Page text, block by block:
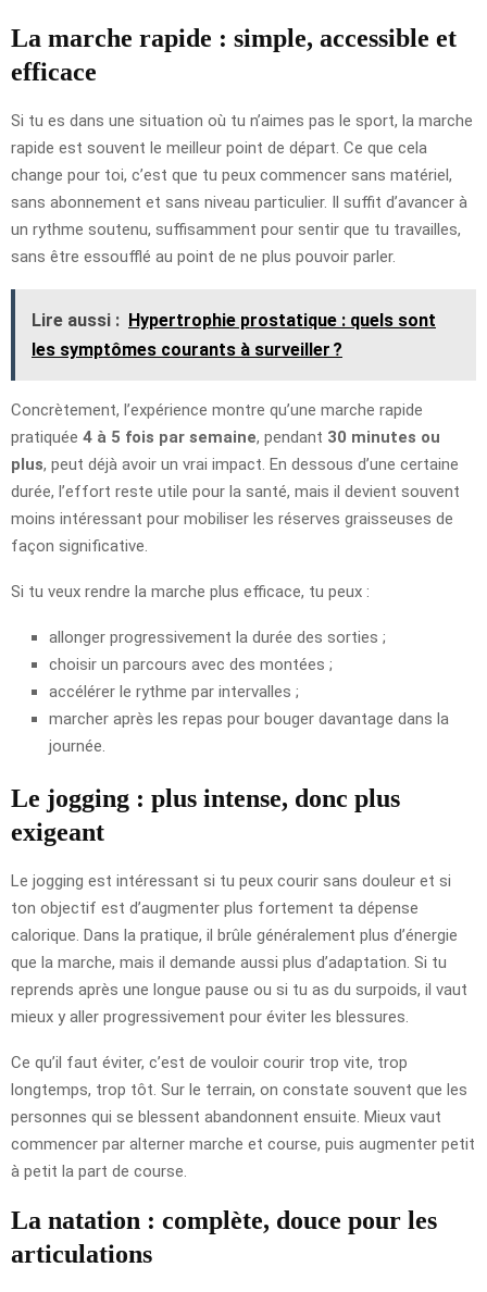
La marche rapide : simple, accessible et
efficace
Si tu es dans une situation où tu n’aimes pas le sport, la marche
rapide est souvent le meilleur point de départ. Ce que cela
change pour toi, c’est que tu peux commencer sans matériel,
sans abonnement et sans niveau particulier. Il suffit d’avancer à
un rythme soutenu, suffisamment pour sentir que tu travailles,
sans être essoufflé au point de ne plus pouvoir parler.
Lire aussi : Hypertrophie prostatique : quels sont
les symptômes courants à surveiller ?
Concrètement, l’expérience montre qu’une marche rapide
pratiquée 4 à 5 fois par semaine, pendant 30 minutes ou
plus, peut déjà avoir un vrai impact. En dessous d’une certaine
durée, l’effort reste utile pour la santé, mais il devient souvent
moins intéressant pour mobiliser les réserves graisseuses de
façon significative.
Si tu veux rendre la marche plus efficace, tu peux :
allonger progressivement la durée des sorties ;
choisir un parcours avec des montées ;
accélérer le rythme par intervalles ;
marcher après les repas pour bouger davantage dans la
journée.
Le jogging : plus intense, donc plus
exigeant
Le jogging est intéressant si tu peux courir sans douleur et si
ton objectif est d’augmenter plus fortement ta dépense
calorique. Dans la pratique, il brûle généralement plus d’énergie
que la marche, mais il demande aussi plus d’adaptation. Si tu
reprends après une longue pause ou si tu as du surpoids, il vaut
mieux y aller progressivement pour éviter les blessures.
Ce qu’il faut éviter, c’est de vouloir courir trop vite, trop
longtemps, trop tôt. Sur le terrain, on constate souvent que les
personnes qui se blessent abandonnent ensuite. Mieux vaut
commencer par alterner marche et course, puis augmenter petit
à petit la part de course.
La natation : complète, douce pour les
articulations